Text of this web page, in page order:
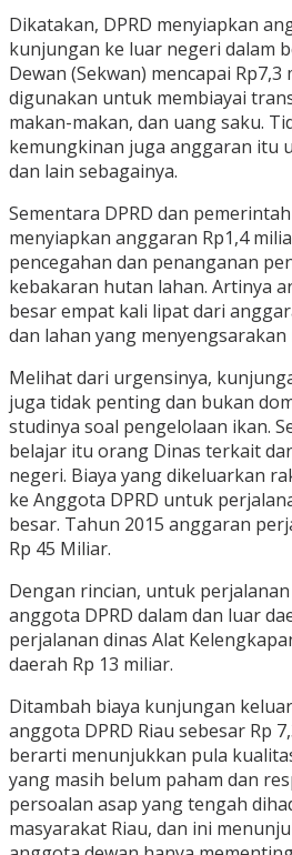
Dikatakan, DPRD menyiapkan
kunjungan ke luar negeri dalam
Dewan (Sekwan) mencapai
digunakan untuk membiayai
makan-makan, dan uang saku.
kemungkinan juga anggaran itu
dan lain sebagainya.
Sementara DPRD dan
menyiapkan anggaran Rp1,4
pencegahan dan penanganan
kebakaran hutan lahan. Artinya
besar empat kali lipat dari
dan lahan yang menyengsarakan
Melihat dari urgensinya,
juga tidak penting dan bukan
studinya soal pengelolaan ikan.
belajar itu orang Dinas terkait
negeri. Biaya yang dikeluarkan
ke Anggota DPRD untuk
besar. Tahun 2015 anggaran
Rp 45 Miliar.
Dengan rincian, untuk
anggota DPRD dalam dan luar
perjalanan dinas Alat
daerah Rp 13 miliar.
Ditambah biaya kunjungan
anggota DPRD Riau sebesar Rp
berarti menunjukkan pula
yang masih belum paham dan
persoalan asap yang tengah
masyarakat Riau, dan ini